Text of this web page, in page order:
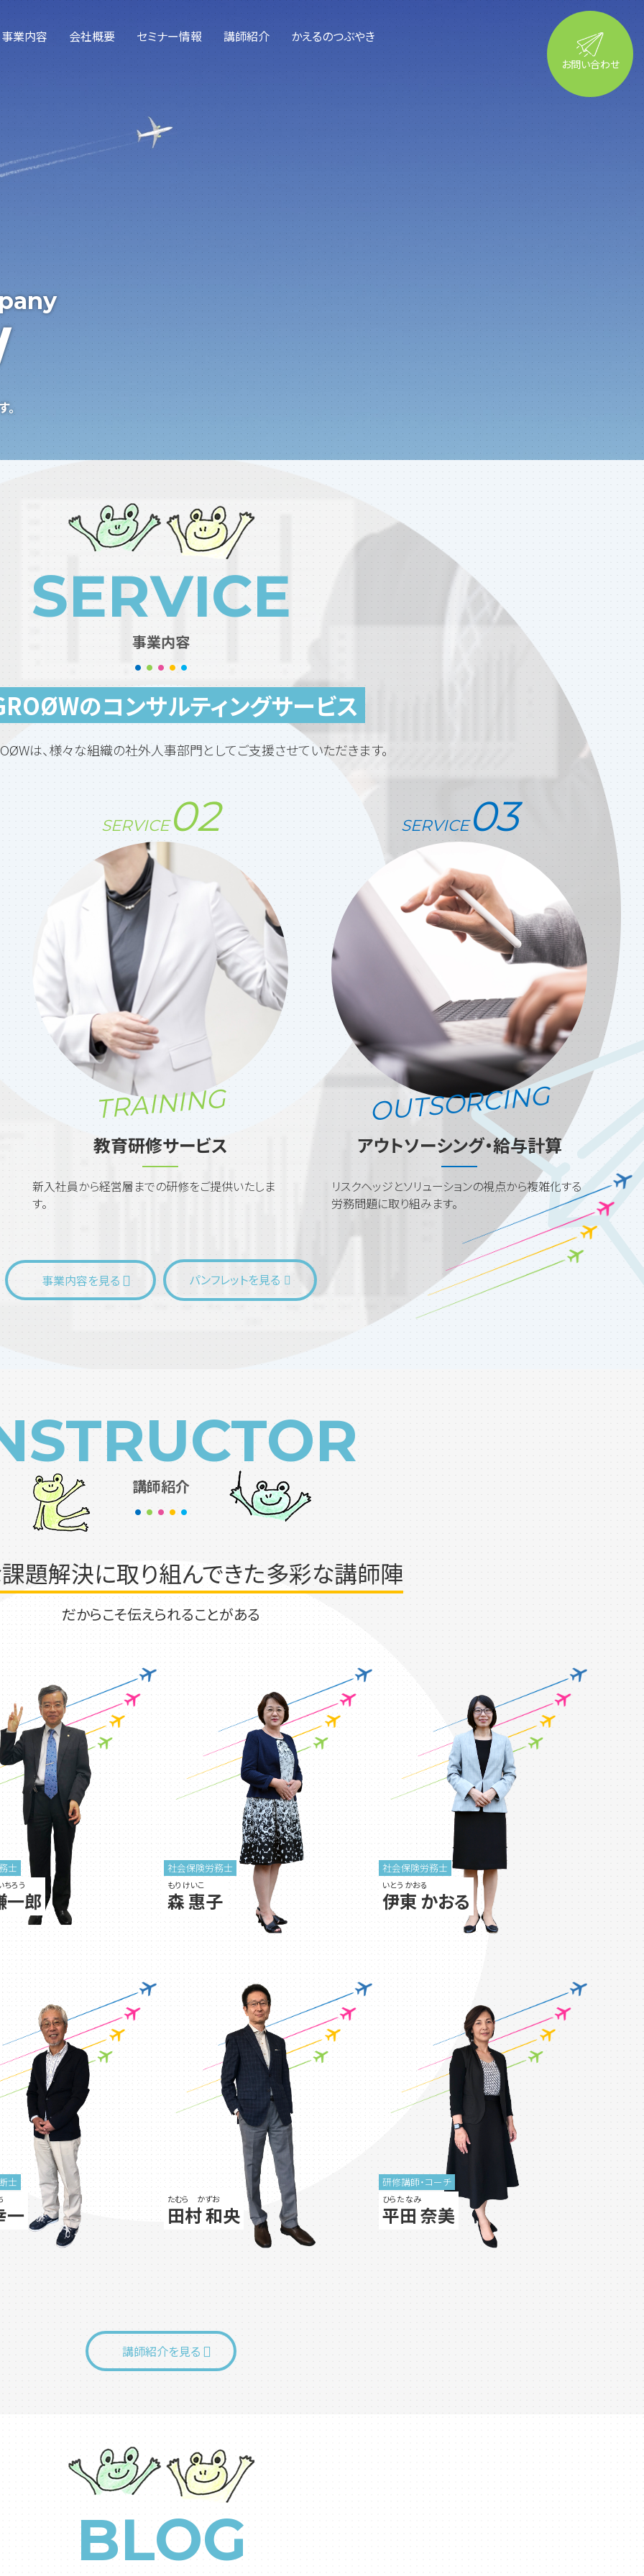
事業内容
人事部門としての業務
教育研修サービス
トソーシング・給与計算
会社概要 セミナー情報 講師紹介 かえるのつぶやき
お問い合わせ
。
SERVICE
事業内容
のコンサルティングサービス
は、様々な組織の社外人事部門としてご支援させていただきます。
SERVICE
TRAINING
教育研修サービス
新入社員から経営層までの研修をご提供いたしま
す。
SERVICE
OUTSORCING
アウトソーシング・給与計算
リスクヘッジとソリューションの視点から複雑化する
労務問題に取り組みます。
事業内容を見る パンフレットを見る
講師紹介
題解決に取り組んできた多彩な講師陣
だからこそ伝えられることがある
士
ちろう
一郎
社会保険労務士
もり けいこ
森 惠子
社会保険労務士
いとう かおる
伊東 かおる
士
一
たむら かずお
田村 和央
研修講師・コーチ
ひらた なみ
平田 奈美
講師紹介を見る
BLOG